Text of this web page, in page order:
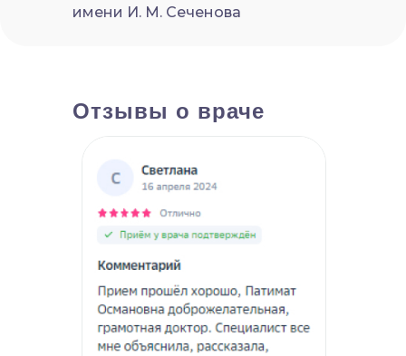
имени И. М. Сеченова
Отзывы о враче